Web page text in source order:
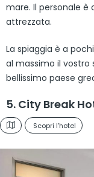
mare. Il personale è
attrezzata.
La spiaggia è a
al massimo il vostro
bellissimo paese
5. City Break
Scopri l'hotel